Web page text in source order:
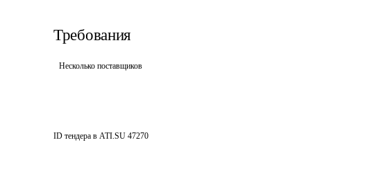
Требования
Несколько поставщиков
ID тендера в ATI.SU 47270